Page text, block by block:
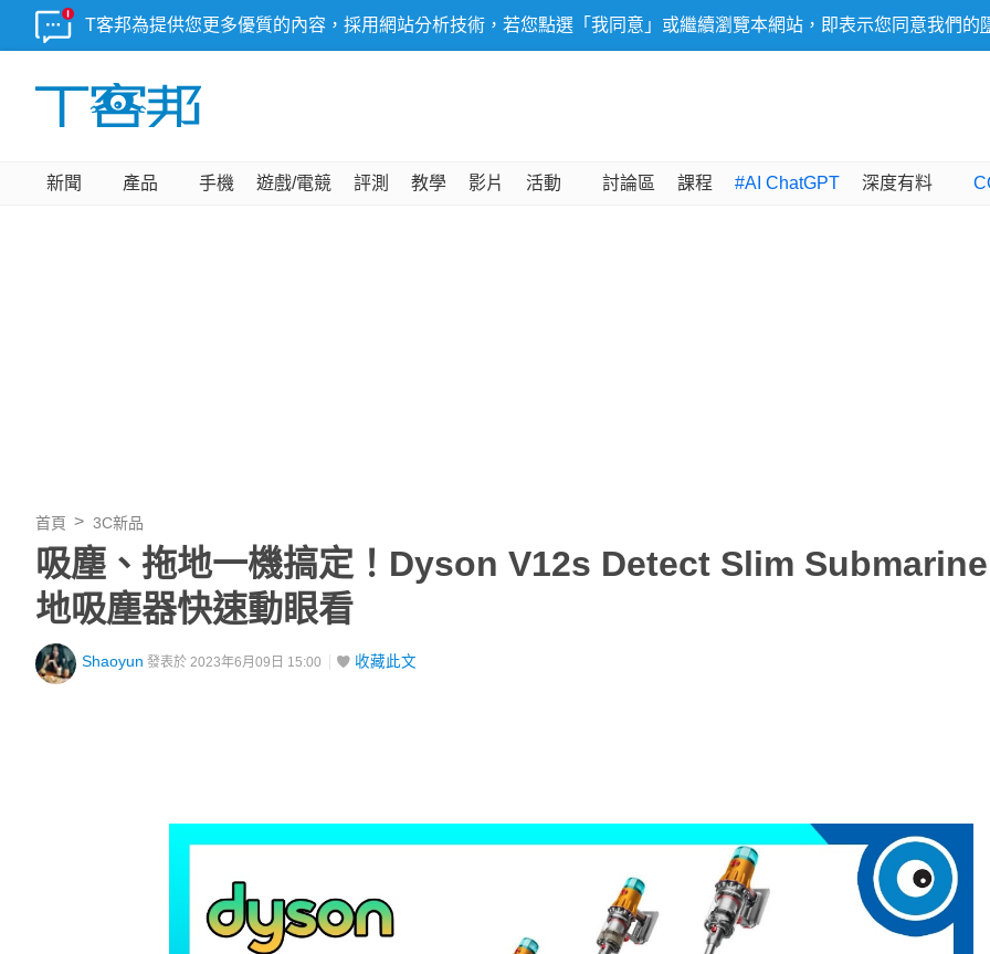
T客邦為提供您更多優質的內容，採用網站分析技術，若您點選「我同意」或繼續瀏覽本網站，即表示您同意我們的
新聞 產品 手機 遊戲/電競 評測 教學 影片 活動 討論區 課程 #AI ChatGPT 深度有料
首頁 3C新品
吸塵、拖地一機搞定！Dyson V12s Detect Slim
地吸塵器快速動眼看
Shaoyun 發表於 2023年6月09日 15:00 收藏此文